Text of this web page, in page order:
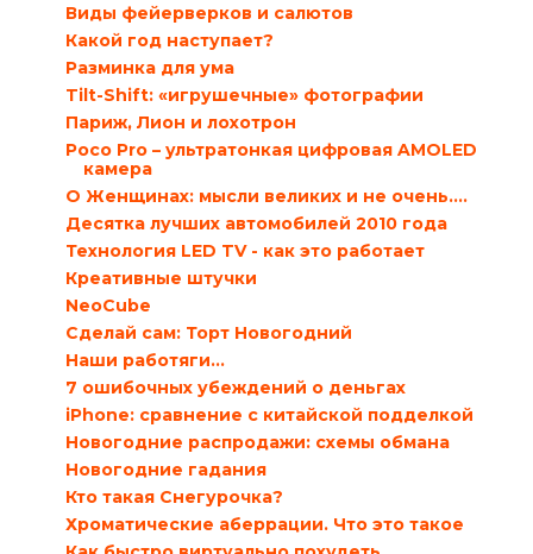
Виды фейерверков и салютов
Какой год наступает?
Разминка для ума
Tilt-Shift: «игрушечные» фотографии
Париж, Лион и лохотрон
Poco Pro – ультратонкая цифровая AMOLED
камера
О Женщинах: мысли великих и не очень….
Десятка лучших автомобилей 2010 года
Технология LED TV - как это работает
Креативные штучки
NeoCube
Сделай сам: Торт Новогодний
Наши работяги…
7 ошибочных убеждений о деньгах
iPhone: сравнение с китайской подделкой
Новогодние распродажи: схемы обмана
Новогодние гадания
Кто такая Снегурочка?
Хроматические аберрации. Что это такое